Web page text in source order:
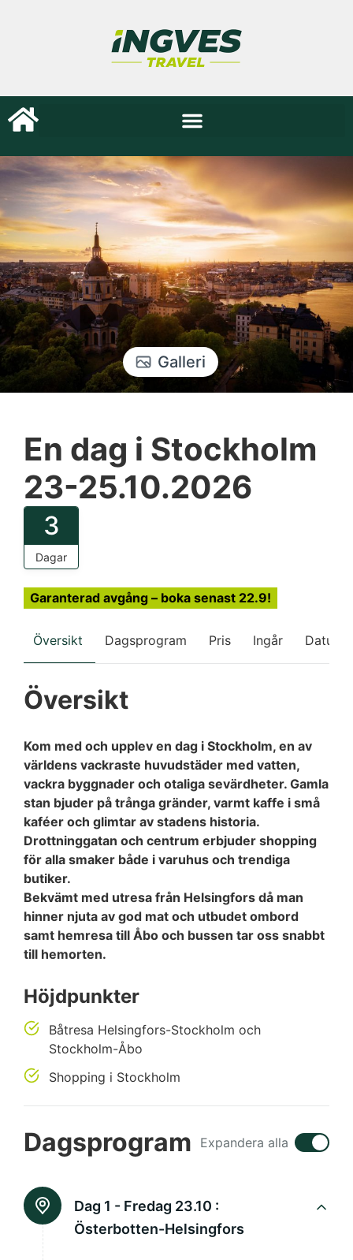
Galleri
En dag i Stockholm
23-25.10.2026
3
Dagar
Garanterad avgång – boka senast 22.9!
Översikt Dagsprogram Pris Ingår Datum
Översikt
Kom med och upplev en dag i Stockholm, en av
världens vackraste huvudstäder med vatten,
vackra byggnader och otaliga sevärdheter. Gamla
stan bjuder på trånga gränder, varmt kaffe i små
kaféer och glimtar av stadens historia.
Drottninggatan och centrum erbjuder shopping
för alla smaker både i varuhus och trendiga
butiker.
Bekvämt med utresa från Helsingfors då man
hinner njuta av god mat och utbudet ombord
samt hemresa till Åbo och bussen tar oss snabbt
till hemorten.
Höjdpunkter
Båtresa Helsingfors-Stockholm och
Stockholm-Åbo
Shopping i Stockholm
Dagsprogram Expandera alla
Dag 1 - Fredag 23.10 :
Österbotten-Helsingfors